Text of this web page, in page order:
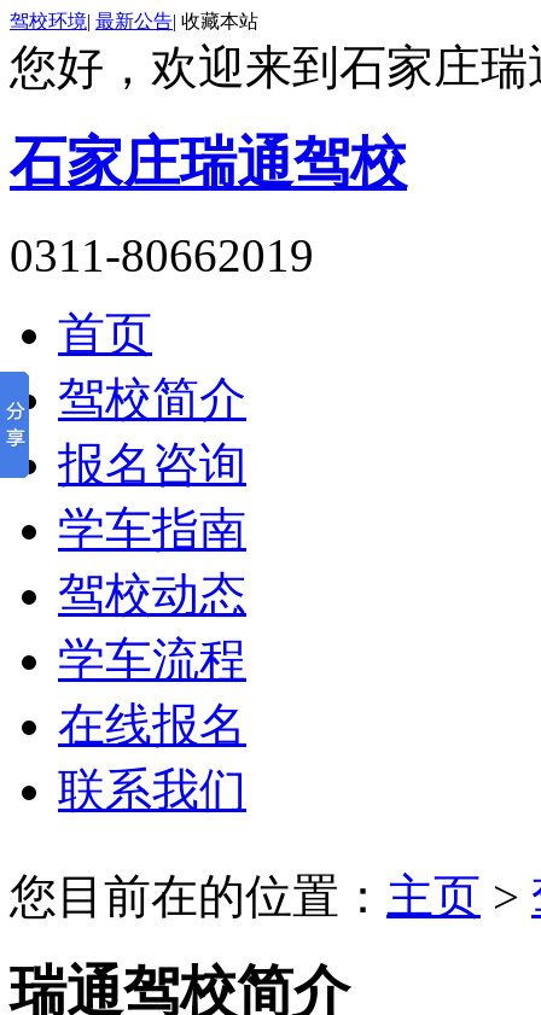
驾校环境| 最新公告| 收藏本站
您好，欢迎来到石家庄
石家庄瑞通驾校
0311-80662019
首页
驾校简介
报名咨询
学车指南
驾校动态
学车流程
在线报名
联系我们
您目前在的位置： 主页 >
瑞通驾校简介